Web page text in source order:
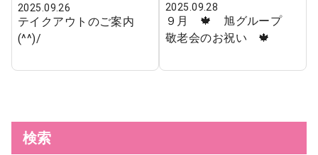
2025.09.26
テイクアウトのご案内
(^^)/
2025.09.28
９月 🍁 旭グループ
敬老会のお祝い 🍁
検索